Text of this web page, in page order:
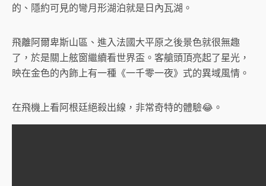
的、隱約可見的彎月形湖泊就是日內瓦湖。
飛離阿爾卑斯山區、進入法國大平原之後景色就很無趣
了，於是關上舷窗繼續看世界盃。客艙頭頂亮起了星光，
映在金色的內飾上有一種《一千零一夜》式的異域風情。
在飛機上看阿根廷絕殺出線，非常奇特的體驗😂。